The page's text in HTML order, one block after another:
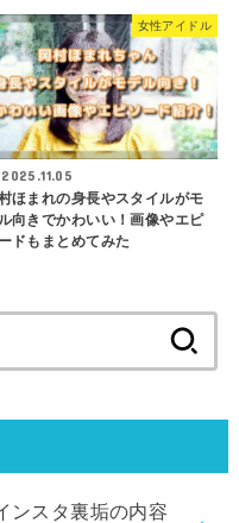
女性アイドル
2025.11.05
ほまれの身長やスタイルがモ
向きでかわいい！画像やエピ
ドもまとめてみた
ンスタ裏垢の内容